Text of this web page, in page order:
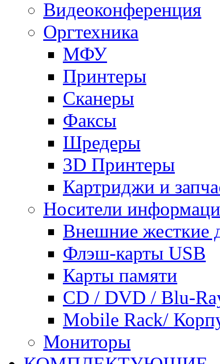
Видеоконференция
Оргтехника
МФУ
Принтеры
Сканеры
Факсы
Шредеры
3D Принтеры
Картриджи и
Носители
Внешние жесткие
Флэш-карты USB
Карты памяти
CD / DVD / Blu-
Mobile Rack/
Мониторы